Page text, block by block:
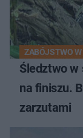
ZABÓJSTWO
Śledztwo
na finiszu.
zarzutami